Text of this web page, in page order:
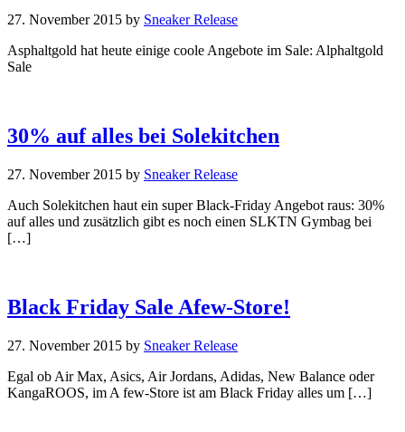
27. November 2015 by Sneaker Release
Asphaltgold hat heute einige coole Angebote im Sale: Alphaltgold
Sale
30% auf alles bei Solekitchen
27. November 2015 by Sneaker Release
Auch Solekitchen haut ein super Black-Friday Angebot raus: 30%
auf alles und zusätzlich gibt es noch einen SLKTN Gymbag bei
[…]
Black Friday Sale Afew-Store!
27. November 2015 by Sneaker Release
Egal ob Air Max, Asics, Air Jordans, Adidas, New Balance oder
KangaROOS, im A few-Store ist am Black Friday alles um […]